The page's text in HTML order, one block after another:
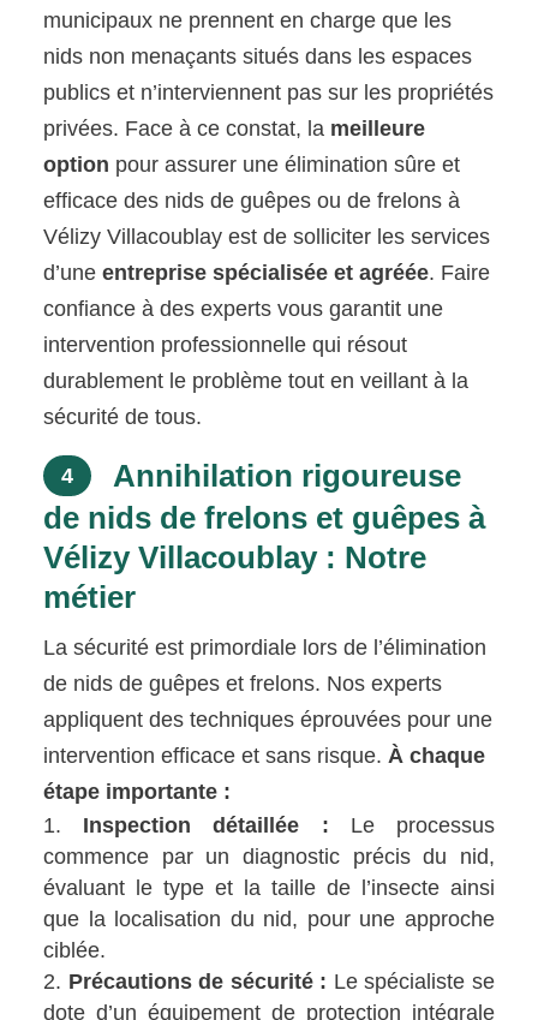
municipaux ne prennent en charge que les
nids non menaçants situés dans les espaces
publics et n’interviennent pas sur les propriétés
privées. Face à ce constat, la meilleure
option pour assurer une élimination sûre et
efficace des nids de guêpes ou de frelons à
Vélizy Villacoublay est de solliciter les services
d’uneentreprise spécialisée et agréée. Faire
confiance à des experts vous garantit une
intervention professionnelle qui résout
durablement le problème tout en veillant à la
sécurité de tous.
4
Annihilation rigoureuse
de nids de frelons et guêpes à
Vélizy Villacoublay : Notre
métier
La sécurité est primordiale lors de l’élimination
de nids de guêpes et frelons. Nos experts
appliquent des techniques éprouvées pour une
intervention efficace et sans risque. À chaque
étape importante :
Inspection détaillée : Le processus
commence par un diagnostic précis du nid,
évaluant le type et la taille de l’insecte ainsi
que la localisation du nid, pour une approche
ciblée.
Précautions de sécurité : Le spécialiste se
dote d’un équipement de protection intégrale